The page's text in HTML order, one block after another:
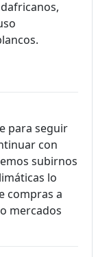
para seguir
con
subirnos
lo
compras a
mercados